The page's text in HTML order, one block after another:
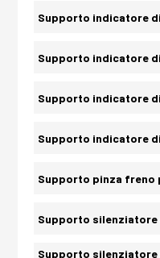
Supporto indicatore
Supporto indicatore
Supporto indicatore
Supporto indicatore
Supporto pinza freno
Supporto
Supporto